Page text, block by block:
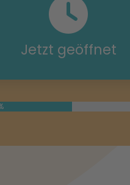
Jetzt geöffnet